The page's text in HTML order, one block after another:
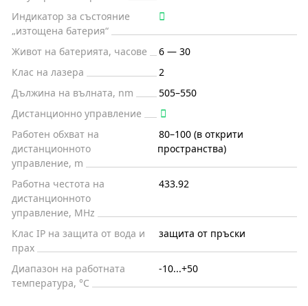
Индикатор за състояние
„изтощена батерия“
Живот на батерията, часове
6 — 30
Клас на лазера
2
Дължина на вълната, nm
505–550
Дистанционно управление
Работен обхват на
дистанционното
управление, m
80–100 (в открити
пространства)
Работна честота на
дистанционното
управление, MHz
433.92
Клас IP на защита от вода и
прах
защита от пръски
Диапазон на работната
температура, °C
-10...+50